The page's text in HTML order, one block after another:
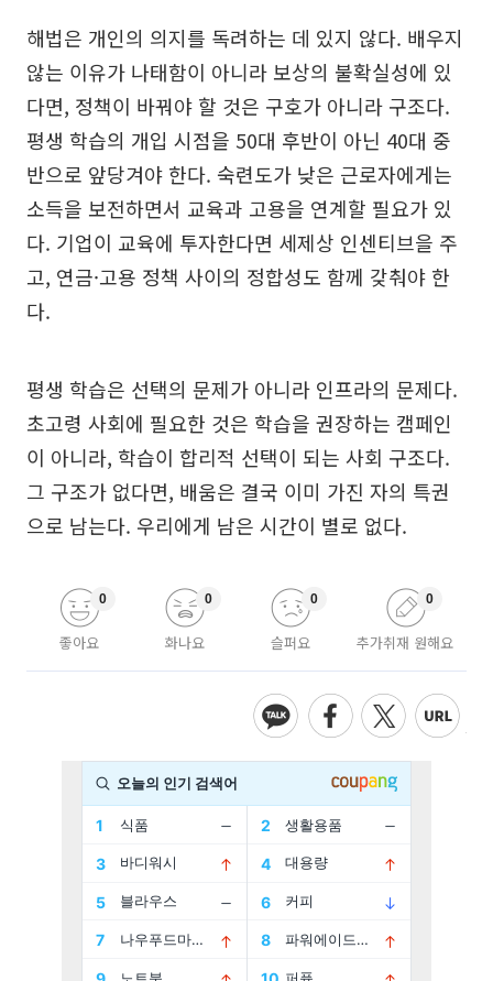
해법은 개인의 의지를 독려하는 데 있지 않다. 배우지
않는 이유가 나태함이 아니라 보상의 불확실성에 있
다면, 정책이 바꿔야 할 것은 구호가 아니라 구조다.
평생 학습의 개입 시점을 50대 후반이 아닌 40대 중
반으로 앞당겨야 한다. 숙련도가 낮은 근로자에게는
소득을 보전하면서 교육과 고용을 연계할 필요가 있
다. 기업이 교육에 투자한다면 세제상 인센티브을 주
고, 연금·고용 정책 사이의 정합성도 함께 갖춰야 한
다.
평생 학습은 선택의 문제가 아니라 인프라의 문제다.
초고령 사회에 필요한 것은 학습을 권장하는 캠페인
이 아니라, 학습이 합리적 선택이 되는 사회 구조다.
그 구조가 없다면, 배움은 결국 이미 가진 자의 특권
으로 남는다. 우리에게 남은 시간이 별로 없다.
좋아요
0
화나요
0
슬퍼요
0
추가취재 원해요
0